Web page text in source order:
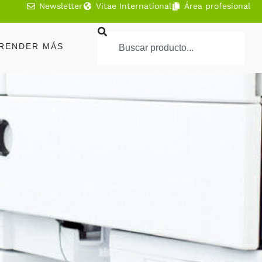
Newsletter Vitae International Área profesional
MÁS